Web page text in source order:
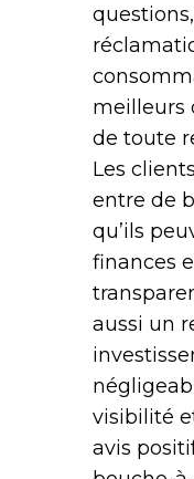
meilleurs
de toute
Les
entre de
qu’ils
finances
aussi un
visibilité
avis